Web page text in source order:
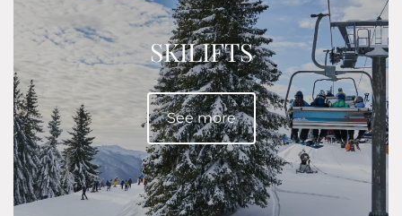
SKILIFTS
See more